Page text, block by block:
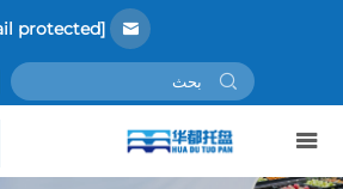
[email protected]